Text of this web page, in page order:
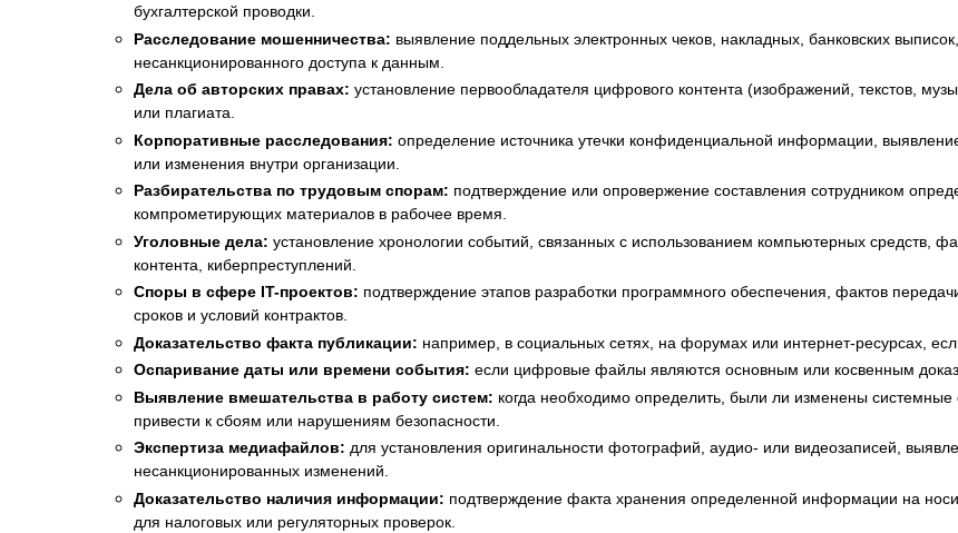
бухгалтерской проводки.
Расследование мошенничества: выявление поддельных электронных чеков, накладных, банковских
несанкционированного доступа к данным.
Дела об авторских правах: установление первообладателя цифрового контента (изображений, текстов,
или плагиата.
Корпоративные расследования: определение источника утечки конфиденциальной информации,
или изменения внутри организации.
Разбирательства по трудовым спорам: подтверждение или опровержение составления сотрудником
компрометирующих материалов в рабочее время.
Уголовные дела: установление хронологии событий, связанных с использованием компьютерных средств,
контента, киберпреступлений.
Споры в сфере IT-проектов: подтверждение этапов разработки программного обеспечения, фактов
сроков и условий контрактов.
Доказательство факта публикации: например, в социальных сетях, на форумах или интернет-ресурсах,
Оспаривание даты или времени события: если цифровые файлы являются основным или косвенным
Выявление вмешательства в работу систем: когда необходимо определить, были ли изменены
привести к сбоям или нарушениям безопасности.
Экспертиза медиафайлов: для установления оригинальности фотографий, аудио- или видеозаписей,
несанкционированных изменений.
Доказательство наличия информации: подтверждение факта хранения определенной информации на
для налоговых или регуляторных проверок.